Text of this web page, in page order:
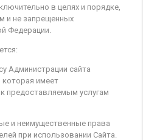
в целях и порядке,
и не запрещенных
Федерации.
Администрации сайта
имеет
предоставляемым услугам
и неимущественные права
при использовании Сайта.